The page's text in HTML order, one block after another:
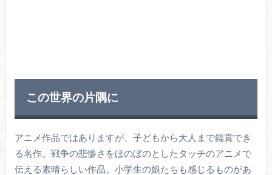
この世界の片隅に
アニメ作品ではありますが、子どもから大人まで鑑賞でき
る名作。戦争の悲惨さをほのぼのとしたタッチのアニメで
伝える素晴らしい作品。小学生の娘たちも感じるものがあ